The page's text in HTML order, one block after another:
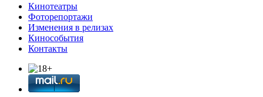
Кинотеатры
Фоторепортажи
Изменения в релизах
Кинособытия
Контакты